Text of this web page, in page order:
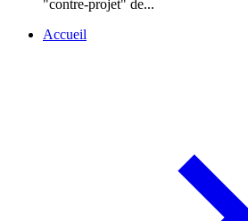
"contre-projet" de...
Accueil